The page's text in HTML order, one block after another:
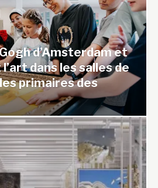
d’Amsterdam et
dans les salles de
primaires des